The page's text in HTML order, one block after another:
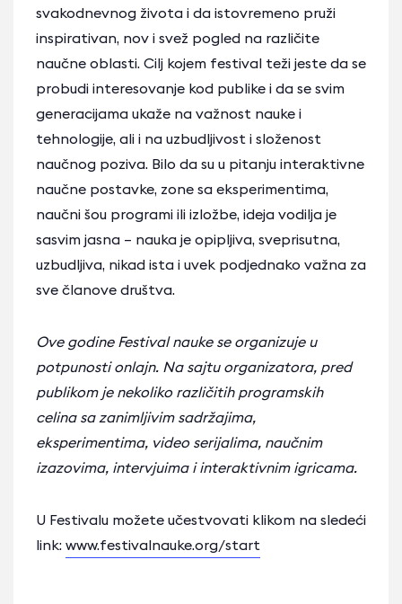
svakodnevnog života i da istovremeno pruži
inspirativan, nov i svež pogled na različite
naučne oblasti. Cilj kojem festival teži jeste da se
probudi interesovanje kod publike i da se svim
generacijama ukaže na važnost nauke i
tehnologije, ali i na uzbudljivost i složenost
naučnog poziva. Bilo da su u pitanju interaktivne
naučne postavke, zone sa eksperimentima,
naučni šou programi ili izložbe, ideja vodilja je
sasvim jasna – nauka je opipljiva, sveprisutna,
uzbudljiva, nikad ista i uvek podjednako važna za
sve članove društva.
Ove godine Festival nauke se organizuje u
potpunosti onlajn. Na sajtu organizatora, pred
publikom je nekoliko različitih programskih
celina sa zanimljivim sadržajima,
eksperimentima, video serijalima, naučnim
izazovima, intervjuima i interaktivnim igricama.
U Festivalu možete učestvovati klikom na sledeći
link: www.festivalnauke.org/start